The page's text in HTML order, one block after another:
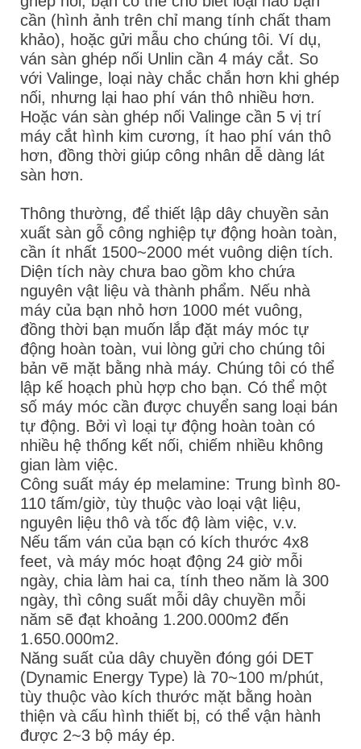
cần (hình ảnh trên chỉ mang tính chất tham
khảo), hoặc gửi mẫu cho chúng tôi. Ví dụ,
ván sàn ghép nối Unlin cần 4 máy cắt. So
với Valinge, loại này chắc chắn hơn khi ghép
nối, nhưng lại hao phí ván thô nhiều hơn.
Hoặc ván sàn ghép nối Valinge cần 5 vị trí
máy cắt hình kim cương, ít hao phí ván thô
hơn, đồng thời giúp công nhân dễ dàng lát
sàn hơn.
Thông thường, để thiết lập dây chuyền sản
xuất sàn gỗ công nghiệp tự động hoàn toàn,
cần ít nhất 1500~2000 mét vuông diện tích.
Diện tích này chưa bao gồm kho chứa
nguyên vật liệu và thành phẩm. Nếu nhà
máy của bạn nhỏ hơn 1000 mét vuông,
đồng thời bạn muốn lắp đặt máy móc tự
động hoàn toàn, vui lòng gửi cho chúng tôi
bản vẽ mặt bằng nhà máy. Chúng tôi có thể
lập kế hoạch phù hợp cho bạn. Có thể một
số máy móc cần được chuyển sang loại bán
tự động. Bởi vì loại tự động hoàn toàn có
nhiều hệ thống kết nối, chiếm nhiều không
gian làm việc.
Công suất máy ép melamine: Trung bình 80-
110 tấm/giờ, tùy thuộc vào loại vật liệu,
nguyên liệu thô và tốc độ làm việc, v.v.
Nếu tấm ván của bạn có kích thước 4x8
feet, và máy móc hoạt động 24 giờ mỗi
ngày, chia làm hai ca, tính theo năm là 300
ngày, thì công suất mỗi dây chuyền mỗi
năm sẽ đạt khoảng 1.200.000m2 đến
1.650.000m2.
Năng suất của dây chuyền đóng gói DET
(Dynamic Energy Type) là 70~100 m/phút,
tùy thuộc vào kích thước mặt bằng hoàn
thiện và cấu hình thiết bị, có thể vận hành
được 2~3 bộ máy ép.